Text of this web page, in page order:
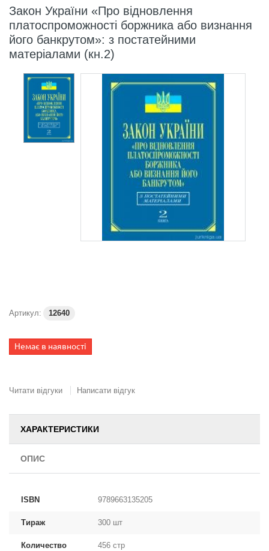
Закон України «Про відновлення
платоспроможності боржника або визнання
його банкрутом»: з постатейними
матеріалами (кн.2)
Артикул: 12640
Немає в наявності
Читати відгуки Написати відгук
ХАРАКТЕРИСТИКИ
ОПИС
ISBN 978­966­313­520­5
Тираж 300 шт
Количество
456 стр